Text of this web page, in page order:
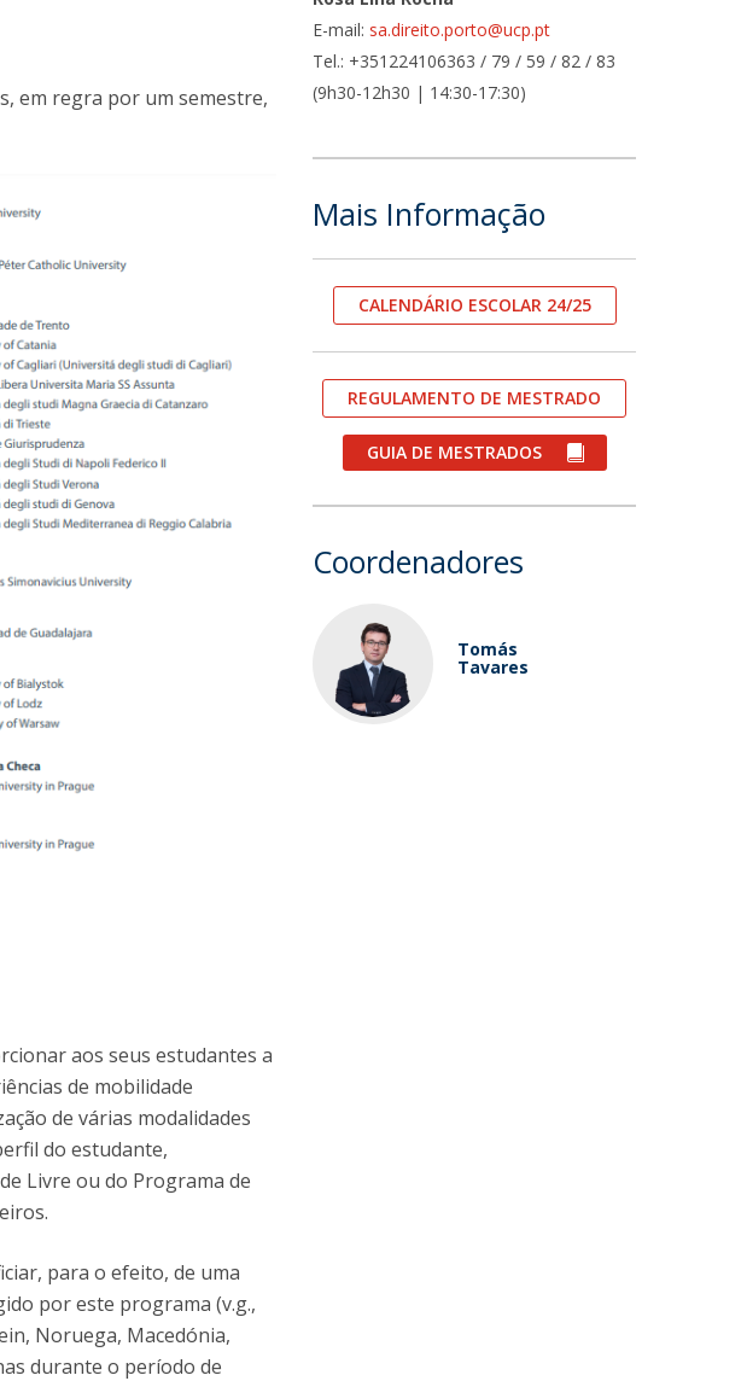
Ofertas de Emprego
em regra por um semestre,
aos seus estudantes a
de mobilidade
de várias modalidades
do estudante,
Livre ou do Programa de
para o efeito, de uma
por este programa (v.g.,
Noruega, Macedónia,
durante o período de
E-mail: sa.direito.porto@ucp.pt
Tel.: +351224106363 / 79 / 59 / 82 / 83
(9h30-12h30 | 14:30-17:30)
Mais Informação
CALENDÁRIO ESCOLAR 24/25
REGULAMENTO DE MESTRADO
GUIA DE MESTRADOS
Coordenadores
Tomás
Tavares